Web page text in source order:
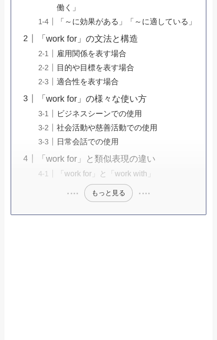
働く」
「～に効果がある」「～に適している」
「work for」の文法と構造
雇用関係を表す場合
目的や目標を表す場合
適合性を表す場合
「work for」の様々な使い方
ビジネスシーンでの使用
社会活動や慈善活動での使用
日常会話での使用
「work for」と類似表現の違い
「work for」と「work with」
もっと見る